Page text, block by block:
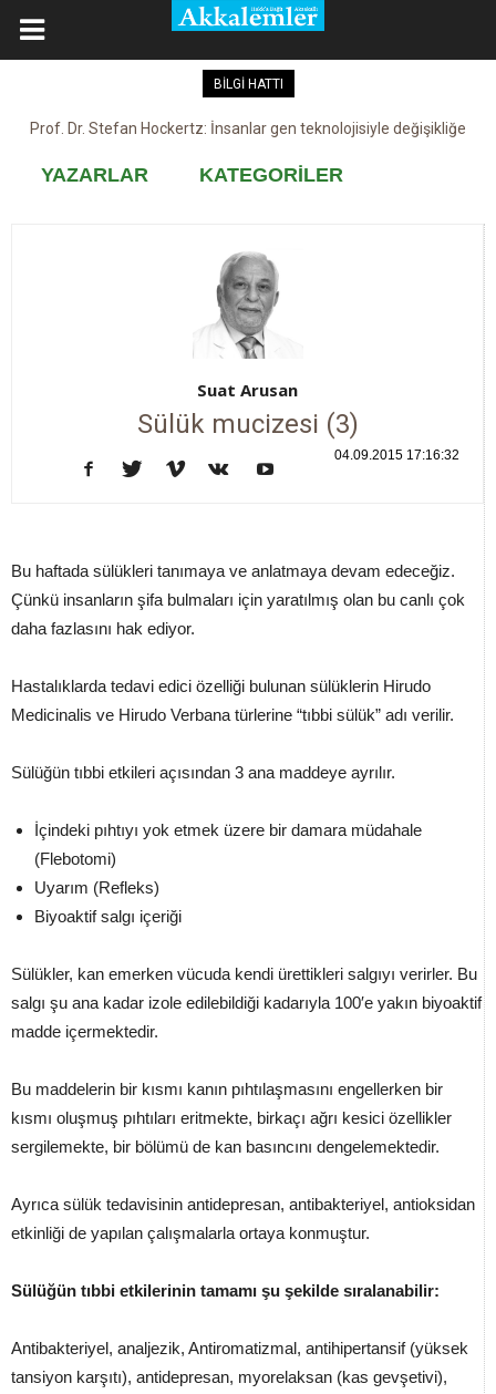
BİLGİ HATTI
Prof. Dr. Stefan Hockertz: İnsanlar gen teknolojisiyle değişikliğe
Kovid-19 aşısı, devşirme ve kobay!
YAZARLAR KATEGORİLER
Suat Arusan
Sülük mucizesi (3)
04.09.2015 17:16:32
Bu haftada sülükleri tanımaya ve anlatmaya devam edeceğiz.
Çünkü insanların şifa bulmaları için yaratılmış olan bu canlı çok
daha fazlasını hak ediyor.
Hastalıklarda tedavi edici özelliği bulunan sülüklerin Hirudo
Medicinalis ve Hirudo Verbana türlerine “tıbbi sülük” adı verilir.
Sülüğün tıbbi etkileri açısından 3 ana maddeye ayrılır.
İçindeki pıhtıyı yok etmek üzere bir damara müdahale
(Flebotomi)
Uyarım (Refleks)
Biyoaktif salgı içeriği
Sülükler, kan emerken vücuda kendi ürettikleri salgıyı verirler. Bu
salgı şu ana kadar izole edilebildiği kadarıyla 100′e yakın biyoaktif
madde içermektedir.
Bu maddelerin bir kısmı kanın pıhtılaşmasını engellerken bir
kısmı oluşmuş pıhtıları eritmekte, birkaçı ağrı kesici özellikler
sergilemekte, bir bölümü de kan basıncını dengelemektedir.
Ayrıca sülük tedavisinin antidepresan, antibakteriyel, antioksidan
etkinliği de yapılan çalışmalarla ortaya konmuştur.
Sülüğün tıbbi etkilerinin tamamı şu şekilde sıralanabilir:
Antibakteriyel, analjezik, Antiromatizmal, antihipertansif (yüksek
tansiyon karşıtı), antidepresan, myorelaksan (kas gevşetivi),